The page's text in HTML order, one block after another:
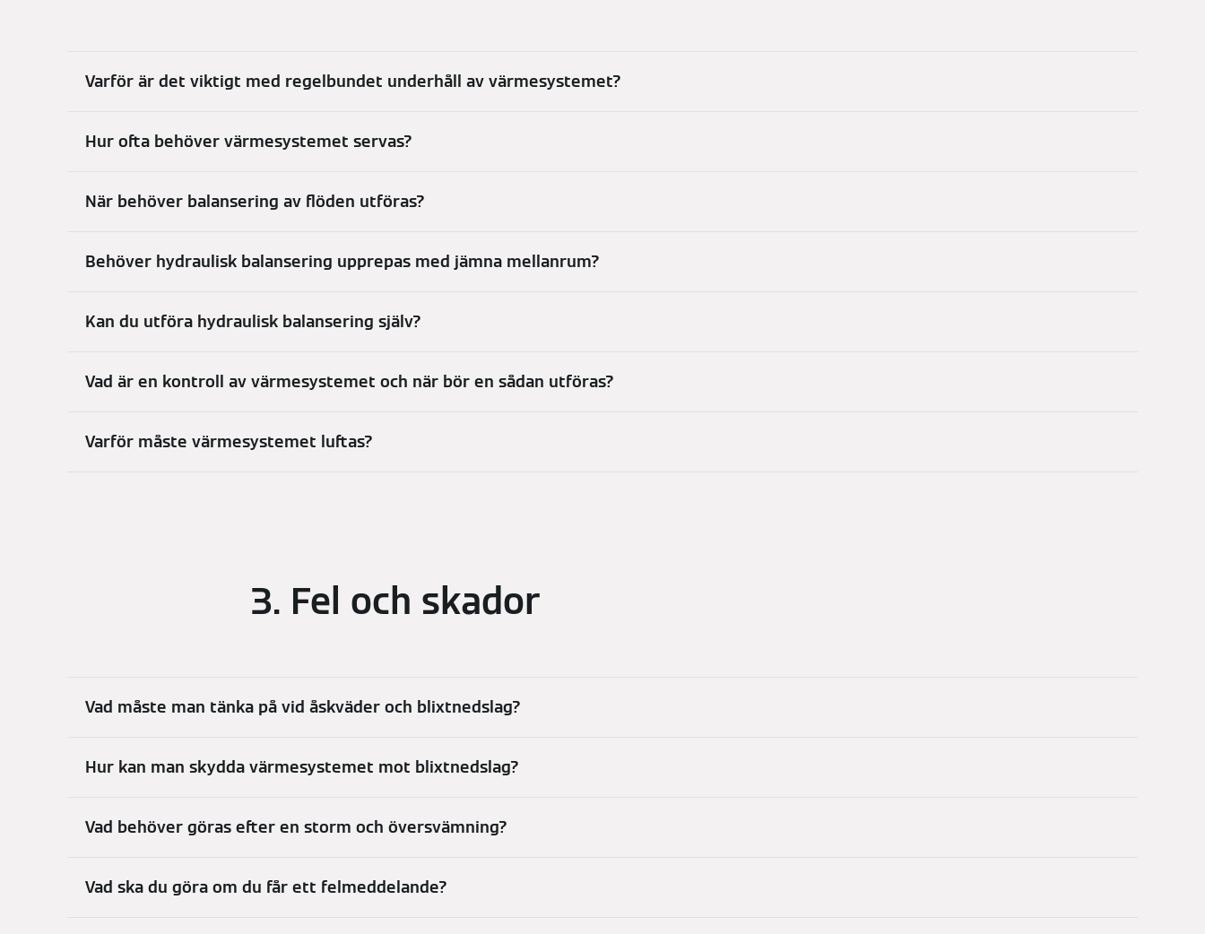
Varför är det viktigt med regelbundet underhåll av värmesystemet?
Hur ofta behöver värmesystemet servas?
När behöver balansering av flöden utföras?
Behöver hydraulisk balansering upprepas med jämna mellanrum?
Kan du utföra hydraulisk balansering själv?
Vad är en kontroll av värmesystemet och när bör en sådan utföras?
Varför måste värmesystemet luftas?
3. Fel och skador
Vad måste man tänka på vid åskväder och blixtnedslag?
Hur kan man skydda värmesystemet mot blixtnedslag?
Vad behöver göras efter en storm och översvämning?
Vad ska du göra om du får ett felmeddelande?